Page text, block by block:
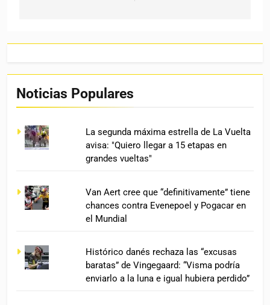
Noticias Populares
La segunda máxima estrella de La Vuelta
avisa: "Quiero llegar a 15 etapas en
grandes vueltas"
Van Aert cree que “definitivamente” tiene
chances contra Evenepoel y Pogacar en
el Mundial
Histórico danés rechaza las “excusas
baratas” de Vingegaard: “Visma podría
enviarlo a la luna e igual hubiera perdido”